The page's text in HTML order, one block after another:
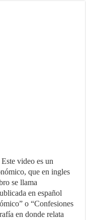
video es un
que en ingles
se llama
en español
o “Confesiones
en donde relata